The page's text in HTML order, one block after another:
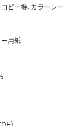
ピー機、カラーレ
ー用紙